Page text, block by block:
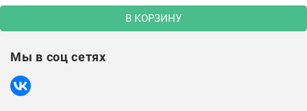
В КОРЗИНУ
Мы в соц сетях